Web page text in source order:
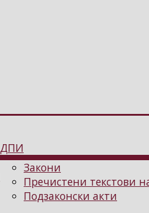
ДПИ
Закони
Пречистени текстови
Подзаконски акти